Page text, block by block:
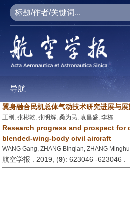
导航
翼身融合民机总体气动技术研究进展与展
王刚, 张彬乾, 张明辉, 桑为民, 袁昌盛, 李栋
Research progress and prospect
blended-wing-body civil aircraft
WANG Gang, ZHANG Binqian, ZHANG
航空学报 . 2019, (9): 623046 -623046 .